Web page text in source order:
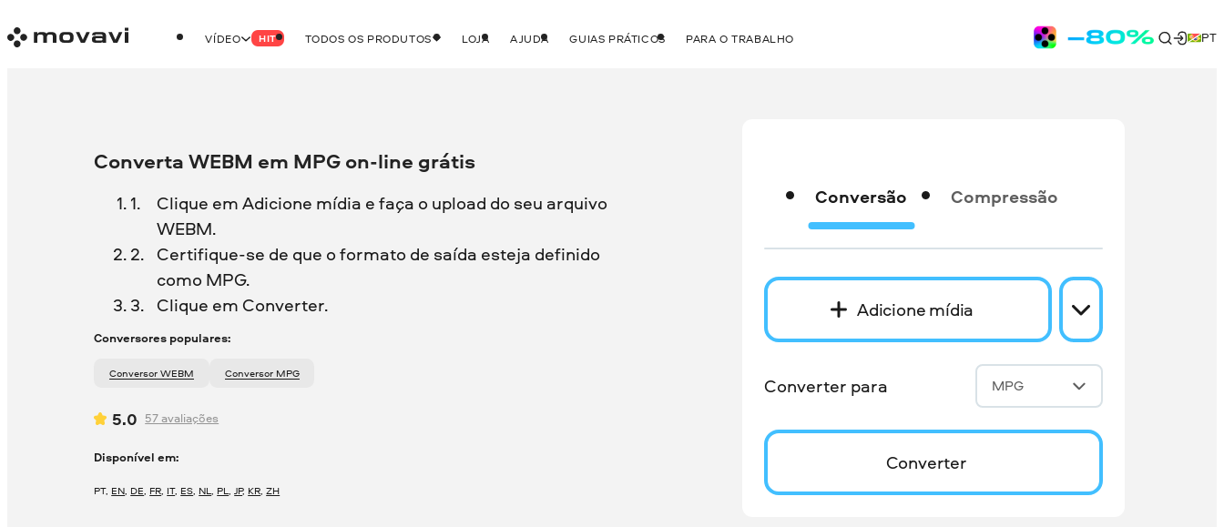
VÍDEO HIT TODOS OS PRODUTOS LOJA AJUDA GUIAS PRÁTICOS PARA O TRABALHO PT
Converta WEBM em MPG on-line grátis
Clique em Adicione mídia e faça o upload do seu arquivo
WEBM.
Certifique-se de que o formato de saída esteja definido
como MPG.
Clique em Converter.
Conversores populares:
Conversor WEBM Conversor MPG
5.0 57 avaliações
Disponível em:
PT, EN, DE, FR, IT, ES, NL, PL,JP, KR,ZH
Conversão Compressão
Adicione mídia
Converter para MPG
Converter